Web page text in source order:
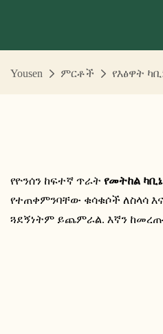
Yousen ምርቶች የእፅዋት
የዮንሰን ከፍተኛ ጥራት የመትከል ካቢኔ
የተጠቀምንባቸው ቁሳቁሶች ለስላሳ
ጓደኝነትም ይጨምራል. እኛን